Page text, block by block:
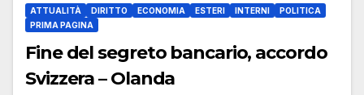
ATTUALITÀ DIRITTO ECONOMIA ESTERI INTERNI
POLITICA
PRIMA PAGINA
Fine del segreto bancario, accordo
Svizzera – Olanda